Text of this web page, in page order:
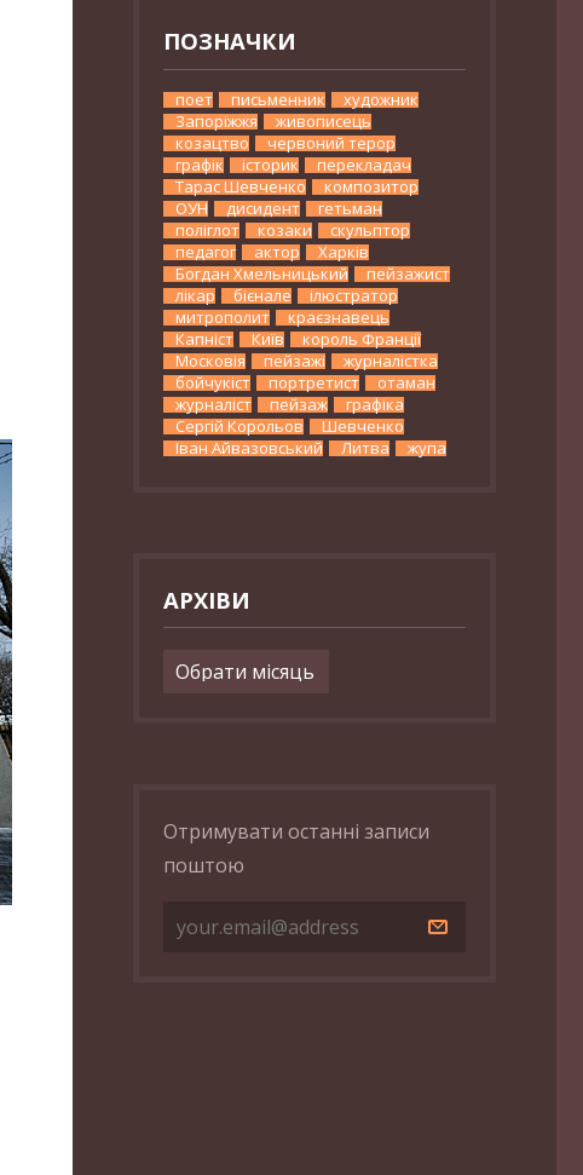
ПОЗНАЧКИ
поет письменник
художник
Запоріжжя
живописець
козацтво
червоний терор
графік
історик
перекладач
Тарас Шевченко
композитор
ОУН
дисидент
гетьман
поліглот
козаки
скульптор
педагог
актор
Харків
Богдан Хмельницький
пейзажист
лікар
бієнале
ілюстратор
митрополит
краєзнавець
Капніст
Київ
король Франції
Московія
пейзажі
журналістка
бойчукіст
портретист
отаман
журналіст
пейзаж
графіка
Сергій Корольов
Шевченко
Іван Айвазовський
Литва жупа
АРХІВИ
Архіви
Отримувати останні записи
поштою